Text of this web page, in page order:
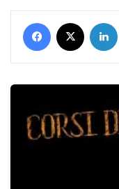
Facebook